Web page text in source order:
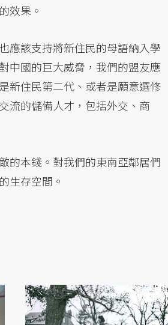
效果。
應該支持將新住民的母語納入學
中國的巨大威脅，我們的盟友應
新住民第二代、或者是願意選修
流的儲備人才，包括外交、商
的本錢。對我們的東南亞鄰居們
生存空間。